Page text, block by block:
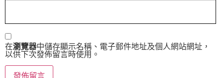
在瀏覽器中儲存顯示名稱、電子郵件地址及個人網站網址，
以供下次發佈留言時使用。